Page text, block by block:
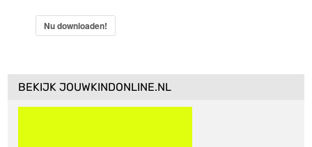
Nu downloaden!
BEKIJK JOUWKINDONLINE.NL